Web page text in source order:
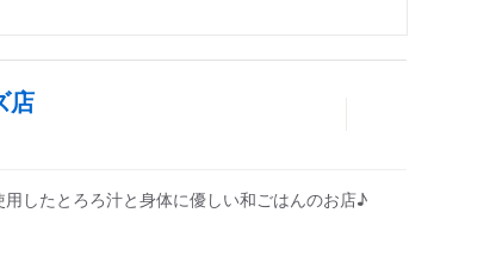
店
したとろろ汁と身体に優しい和ごはんのお店♪